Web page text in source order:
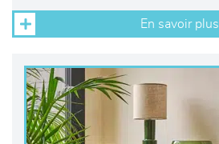
En savoir plus